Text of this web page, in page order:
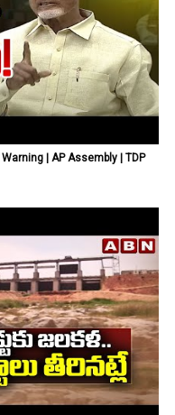
| AP Assembly | TDP